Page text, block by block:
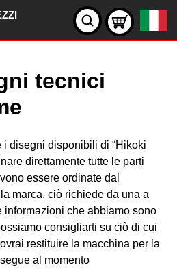
tecnici
i disegni disponibili di “Hikoki
direttamente tutte le parti
essere ordinate dal
marca, ciò richiede da una a
informazioni che abbiamo sono
consigliarti su ciò di cui
restituire la macchina per la
al momento